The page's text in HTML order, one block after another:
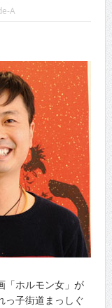
A
「ホルモン女」が
っ子街道まっしぐ